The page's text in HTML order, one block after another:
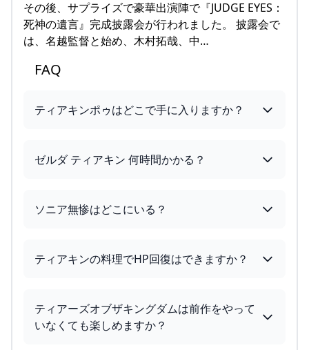
その後、サプライズで豪華出演陣で『JUDGE EYES：
死神の遺言』完成披露会が行われました。 披露会で
は、名越監督と始め、木村拓哉、中…
FAQ
ティアキンポゥはどこで手に入りますか？
ゼルダ ティアキン 何時間かかる？
ソニア無惨はどこにいる？
ティアキンの料理でHP回復はできますか？
ティアーズオブザキングダムは前作をやって
いなくても楽しめますか？